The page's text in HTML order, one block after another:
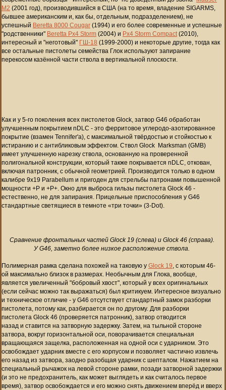
М2 (2001 год), производившийся в США (на то время, владение SIGARMS,
бывшее американским и, как бы, отдельным, подразделением), не
успешный Beretta 8000 Cougar (1994) и его более современные и успешные
"родственники" Beretta Px4 Storm (2004) и Px4 Storm Compact(2010),
интересный и "неготовый" ГШ-18 (1999-2000) и некоторые другие, тогда как
все остальные пистолеты семейства Глок используют запирание
перекосом казённой части ствола в вертикальной плоскости.
Как и у 5-го поколения всех пистолетов Glock, затвор G46 обработан
улучшенным покрытием nDLC - это ферритовое углеродо-азотированное
покрытие (взамен Tennifer'а), с максимальной твёрдостью и стойкостью к
истиранию и с антибликовым эффектом. Ствол Glock Marksman (GMB)
имеет улучшенную нарезку ствола, основанную на проверенной
полигональной конструкции, который также покрывается nDLC, откован,
включая патронник, с обычной геометрией. Производится только в одном
калибре 9х19 Parabellum и пригоден для стрельбы патронами повышенной
мощности +P и +P+. Окно для выброса гильзы пистолета Glock 46 -
естественно, не для запирания. Прицельные приспособления у G46
стандартные светящиеся в темноте «три точки» (3-Dot).
Сравнение фронтальных частей Glock 19 (слева) и Glock 46 (справа).
У G46, заметно более низкое расположение ствола.
Полимерная рамка сделана похожей на таковую у Glock 19, с которым 46-
ой максимально близок в размерах. Необычным для Глока, вообще,
является увеличенный "бобровый хвост", который у всех оригинальных
(если сейчас можно так выражаться) был критикуем. Интересное визуально
и техническое отличие - у G46 отсутствует стандартный замок разборки
пистолета, потому как, разбирается он по другому. Для разборки
пистолета Glock 46 (проверяется патронник), затвор отводится
назад и ставится на затворную задержку. Затем, на тыльной стороне
затвора, вокруг горизонтальной оси, поворачивается специальная
вращающаяся защелка, расположенная на одной оси с ударником. Это
освобождает ударник вместе с его корпусом и позволяет частично извлечь
его назад из затвора, заодно разобщая ударник с шепталом. Нажатием на
специальный рычажок на левой стороне рамки, позади затворной задержки
(и это не предохранитель, как может выглядеть и как считалось первое
время), затвор освобождается и его можно снять движением вперёд и вверх